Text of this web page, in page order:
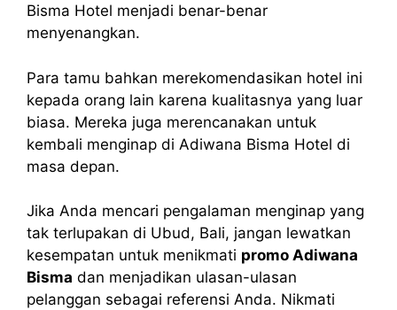
Bisma Hotel menjadi benar-benar
menyenangkan.
Para tamu bahkan merekomendasikan hotel ini
kepada orang lain karena kualitasnya yang luar
biasa. Mereka juga merencanakan untuk
kembali menginap di Adiwana Bisma Hotel di
masa depan.
Jika Anda mencari pengalaman menginap yang
tak terlupakan di Ubud, Bali, jangan lewatkan
kesempatan untuk menikmati promo Adiwana
Bisma dan menjadikan ulasan-ulasan
pelanggan sebagai referensi Anda. Nikmati